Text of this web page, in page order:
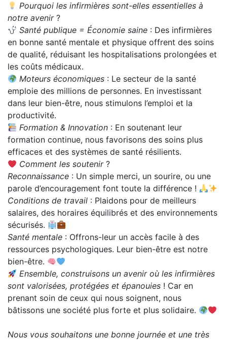
Pourquoi les infirmières sont-elles essentielles à
notre avenir?
Santé publique = Économie saine : Des infirmières
en bonne santé mentale et physique offrent des soins
de qualité, réduisant les hospitalisations prolongées et
les coûts médicaux.
Moteurs économiques : Le secteur de la santé
emploie des millions de personnes. En investissant
dans leur bien-être, nous stimulons l’emploi et la
productivité.
Formation & Innovation : En soutenant leur
formation continue, nous favorisons des soins plus
efficaces et des systèmes de santé résilients.
Comment les soutenir?
Reconnaissance : Un simple merci, un sourire, ou une
parole d’encouragement font toute la différence !
Conditions de travail : Plaidons pour de meilleurs
salaires, des horaires équilibrés et des environnements
sécurisés.
Santé mentale : Offrons-leur un accès facile à des
ressources psychologiques. Leur bien-être est notre
bien-être.
Ensemble, construisons un avenir où les infirmières
sont valorisées, protégées et épanouies ! Car en
prenant soin de ceux qui nous soignent, nous
bâtissons une société plus forte et plus solidaire.
Nous vous souhaitons une bonne journée et une très